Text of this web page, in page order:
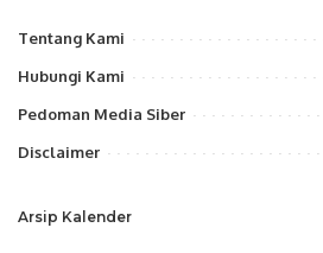
Tentang Kami
Hubungi Kami
Pedoman Media Siber
Disclaimer
Arsip Kalender